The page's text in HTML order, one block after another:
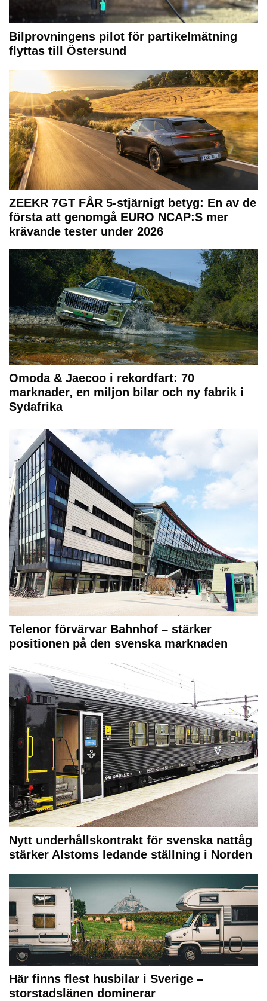
Bilprovningens pilot för partikelmätning
flyttas till Östersund
ZEEKR 7GT FÅR 5-stjärnigt betyg: En av de
första att genomgå EURO NCAP:S mer
krävande tester under 2026
Omoda & Jaecoo i rekordfart: 70
marknader, en miljon bilar och ny fabrik i
Sydafrika
Telenor förvärvar Bahnhof – stärker
positionen på den svenska marknaden
Nytt underhållskontrakt för svenska nattåg
stärker Alstoms ledande ställning i Norden
Här finns flest husbilar i Sverige –
storstadslänen dominerar